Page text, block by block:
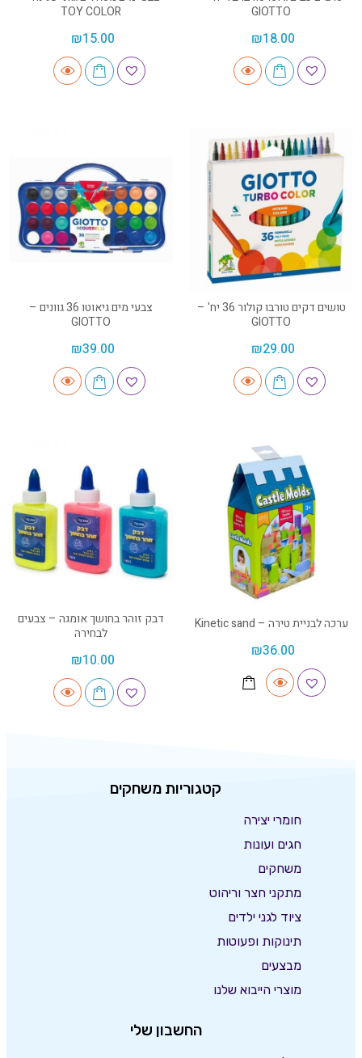
GIOTTO
₪18.00
TOY COLOR
₪15.00
טושים דקים טורבו קולור 36 יח' –
GIOTTO
₪29.00
צבעי מים גיאוטו 36 גוונים –
GIOTTO
₪39.00
ערכה לבניית טירה – Kinetic sand
₪36.00
דבק זוהר בחושך אומגה – צבעים
לבחירה
₪10.00
קטגוריות משחקים
חומרי יצירה
חגים ועונות
משחקים
מתקני חצר וריהוט
ציוד לגני ילדים
תינוקות ופעוטות
מבצעים
מוצרי הייבוא שלנו
החשבון שלי